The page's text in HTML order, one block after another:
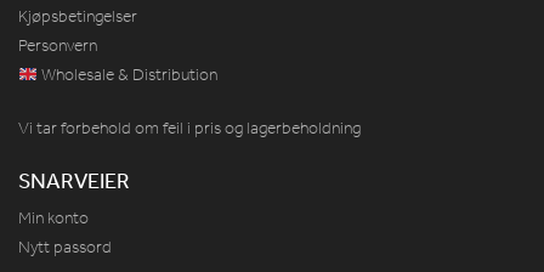
Kjøpsbetingelser
Personvern
Wholesale & Distribution
Vi tar forbehold om feil i pris og lagerbeholdning
SNARVEIER
Min konto
Nytt passord